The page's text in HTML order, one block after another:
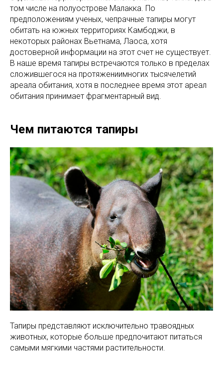
том числе на полуострове Малакка. По
предположениям ученых, чепрачные тапиры могут
обитать на южных территориях Камбоджи, в
некоторых районах Вьетнама, Лаоса, хотя
достоверной информации на этот счет не существует.
В наше время тапиры встречаются только в пределах
сложившегося на протяжениимногих тысячелетий
ареала обитания, хотя в последнее время этот ареал
обитания принимает фрагментарный вид.
Чем питаются тапиры
Тапиры представляют исключительно травоядных
животных, которые больше предпочитают питаться
самыми мягкими частями растительности.